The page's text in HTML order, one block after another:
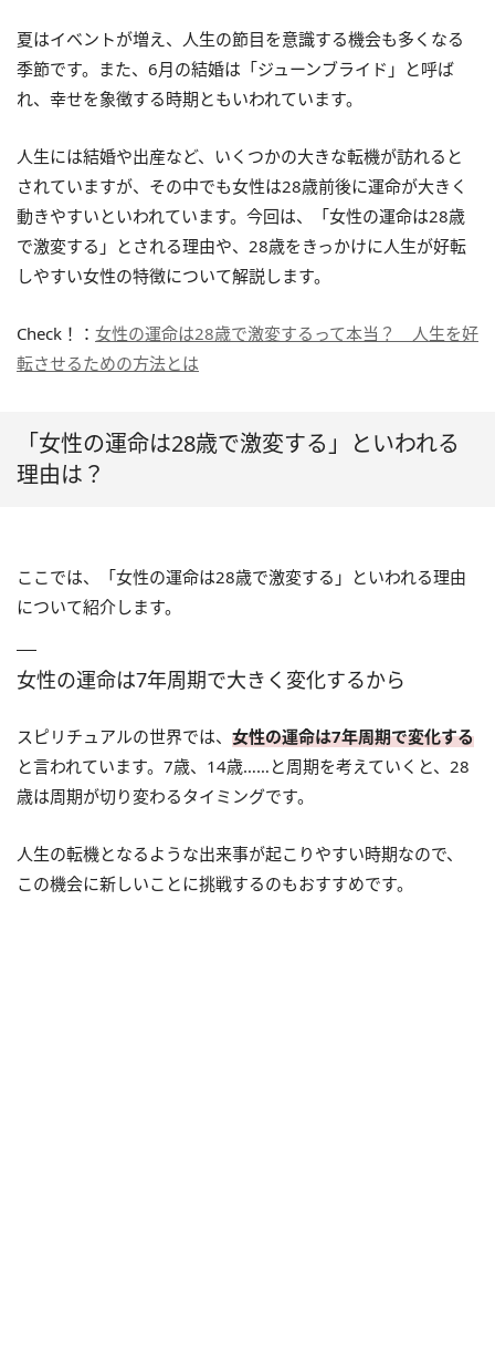
夏はイベントが増え、人生の節目を意識する機会も多くなる
季節です。また、6月の結婚は「ジューンブライド」と呼ば
れ、幸せを象徴する時期ともいわれています。
人生には結婚や出産など、いくつかの大きな転機が訪れると
されていますが、その中でも女性は28歳前後に運命が大きく
動きやすいといわれています。今回は、「女性の運命は28歳
で激変する」とされる理由や、28歳をきっかけに人生が好転
しやすい女性の特徴について解説します。
Check！： 女性の運命は28歳で激変するって本当？ 人生を好
転させるための方法とは
「女性の運命は28歳で激変する」といわれる
理由は？
ここでは、「女性の運命は28歳で激変する」といわれる理由
について紹介します。
女性の運命は7年周期で大きく変化するから
スピリチュアルの世界では、 女性の運命は7年周期で変化する
と言われています。7歳、14歳……と周期を考えていくと、28
歳は周期が切り変わるタイミングです。
人生の転機となるような出来事が起こりやすい時期なので、
この機会に新しいことに挑戦するのもおすすめです。